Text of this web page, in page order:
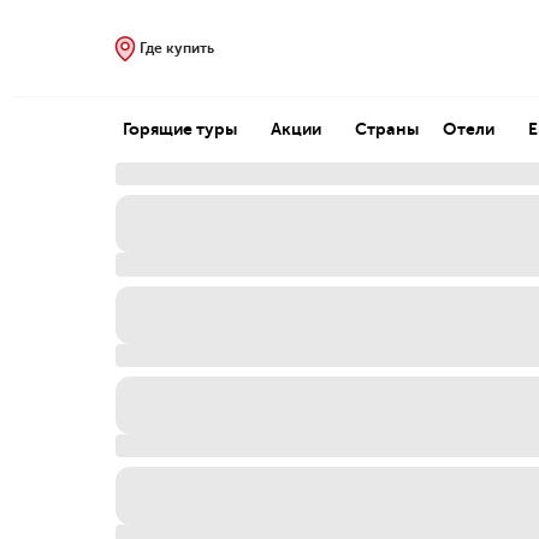
Где купить
Горящие туры Акции Страны Отели